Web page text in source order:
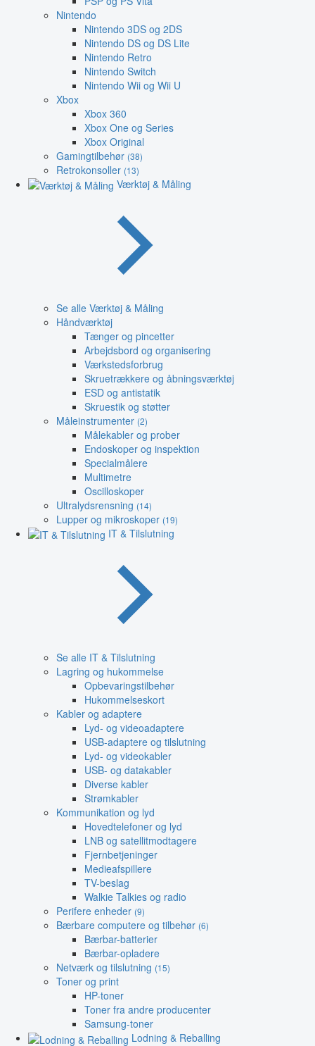
Nintendo
Nintendo 3DS og 2DS
Nintendo DS og DS Lite
Nintendo Retro
Nintendo Switch
Nintendo Wii og Wii U
Xbox
Xbox 360
Xbox One og Series
Xbox Original
Gamingtilbehør (38)
Retrokonsoller (13)
Værktøj & Måling
Se alle Værktøj & Måling
Håndværktøj
Tænger og pincetter
Arbejdsbord og organisering
Værkstedsforbrug
Skruetrækkere og åbningsværktøj
ESD og antistatik
Skruestik og støtter
Måleinstrumenter (2)
Målekabler og prober
Endoskoper og inspektion
Specialmålere
Multimetre
Oscilloskoper
Ultralydsrensning (14)
Lupper og mikroskoper (19)
IT & Tilslutning
Se alle IT & Tilslutning
Lagring og hukommelse
Opbevaringstilbehør
Hukommelseskort
Kabler og adaptere
Lyd- og videoadaptere
USB-adaptere og tilslutning
Lyd- og videokabler
USB- og datakabler
Diverse kabler
Strømkabler
Kommunikation og lyd
Hovedtelefoner og lyd
LNB og satellitmodtagere
Fjernbetjeninger
Medieafspillere
TV-beslag
Walkie Talkies og radio
Perifere enheder (9)
Bærbare computere og tilbehør (6)
Bærbar-batterier
Bærbar-opladere
Netværk og tilslutning (15)
Toner og print
HP-toner
Toner fra andre producenter
Samsung-toner
Lodning & Reballing